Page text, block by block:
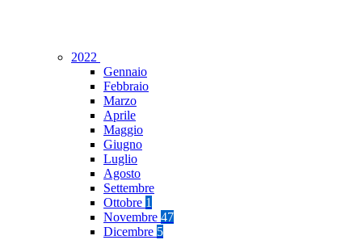
2022
Gennaio
Febbraio
Marzo
Aprile
Maggio
Giugno
Luglio
Agosto
Settembre
Ottobre 1
Novembre 47
Dicembre 5